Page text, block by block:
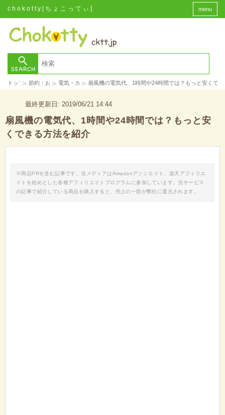
chokotty[ちょこってぃ] menu
トップ> 節約・お金
> 電気・ガス
> 扇風機の電気代、1時間や24時間では？もっと安くで
最終更新日: 2019/06/21 14:44
扇風機の電気代、1時間や24時間では？もっと安
くできる方法を紹介
※商品PRを含む記事です。当メディアはAmazonアソシエイト、楽天アフィリエ
イトを始めとした各種アフィリエイトプログラムに参加しています。当サービス
の記事で紹介している商品を購入すると、売上の一部が弊社に還元されます。